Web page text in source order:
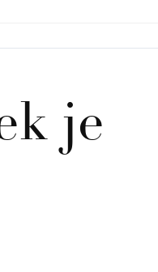
je